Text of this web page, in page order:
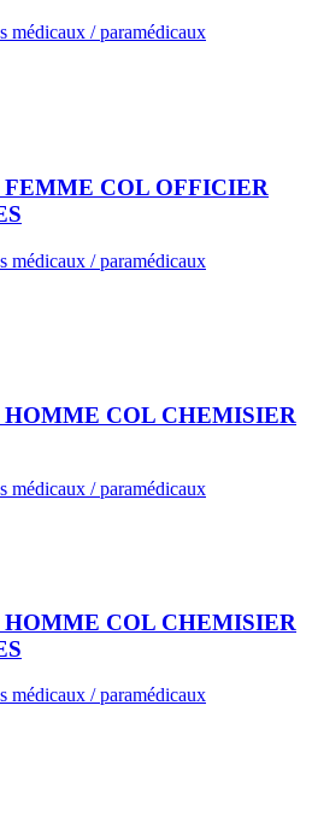
médicaux / paramédicaux
COL OFFICIER
médicaux / paramédicaux
COL CHEMISIER
médicaux / paramédicaux
COL CHEMISIER
médicaux / paramédicaux